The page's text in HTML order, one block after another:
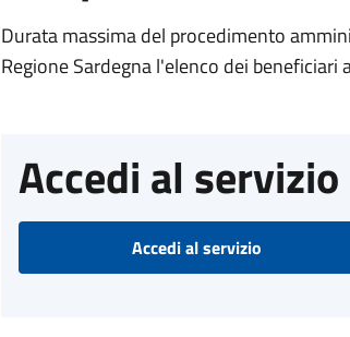
Durata massima del procedimento
Regione Sardegna l'elenco dei beneficiari
Accedi al servizio
Accedi al servizio